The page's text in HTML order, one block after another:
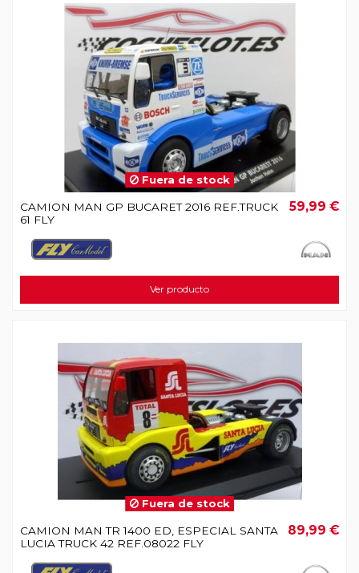
Fuera de stock
CAMION MAN GP BUCARET 2016 REF.TRUCK
61 FLY
59,99 €
Ver producto
Fuera de stock
CAMION MAN TR 1400 ED, ESPECIAL SANTA
LUCIA TRUCK 42 REF.08022 FLY
89,99 €